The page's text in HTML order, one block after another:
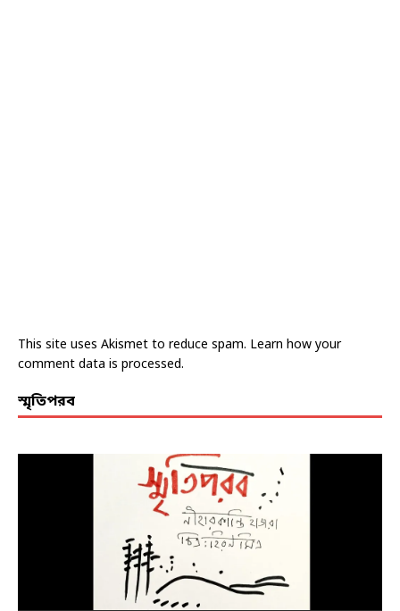
This site uses Akismet to reduce spam. Learn how your
comment data is processed.
স্মৃতিপরব